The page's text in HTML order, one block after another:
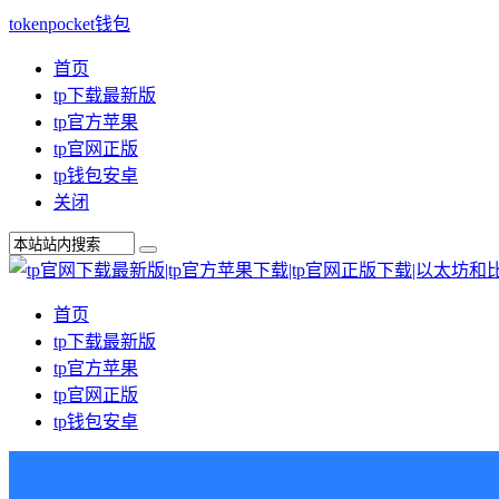
tokenpocket钱包
首页
tp下载最新版
tp官方苹果
tp官网正版
tp钱包安卓
关闭
首页
tp下载最新版
tp官方苹果
tp官网正版
tp钱包安卓